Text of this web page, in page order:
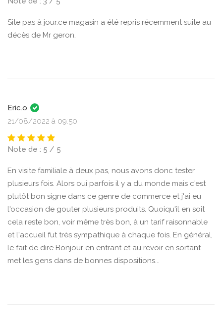
Site pas à jour.ce magasin a été repris récemment suite au
décès de Mr geron.
Eric.o
21/08/2022 à 09:50
Note de : 5 / 5
En visite familiale à deux pas, nous avons donc tester
plusieurs fois. Alors oui parfois il y a du monde mais c'est
plutôt bon signe dans ce genre de commerce et j'ai eu
l'occasion de gouter plusieurs produits. Quoiqu'il en soit
cela reste bon, voir même très bon, à un tarif raisonnable
et l'accueil fut très sympathique à chaque fois. En général,
le fait de dire Bonjour en entrant et au revoir en sortant
met les gens dans de bonnes dispositions...